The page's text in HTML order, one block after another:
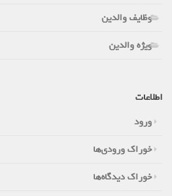
وظایف والدین
ویژه والدین
اطلاعات
ورود
خوراک ورودی‌ها
خوراک دیدگاه‌ها